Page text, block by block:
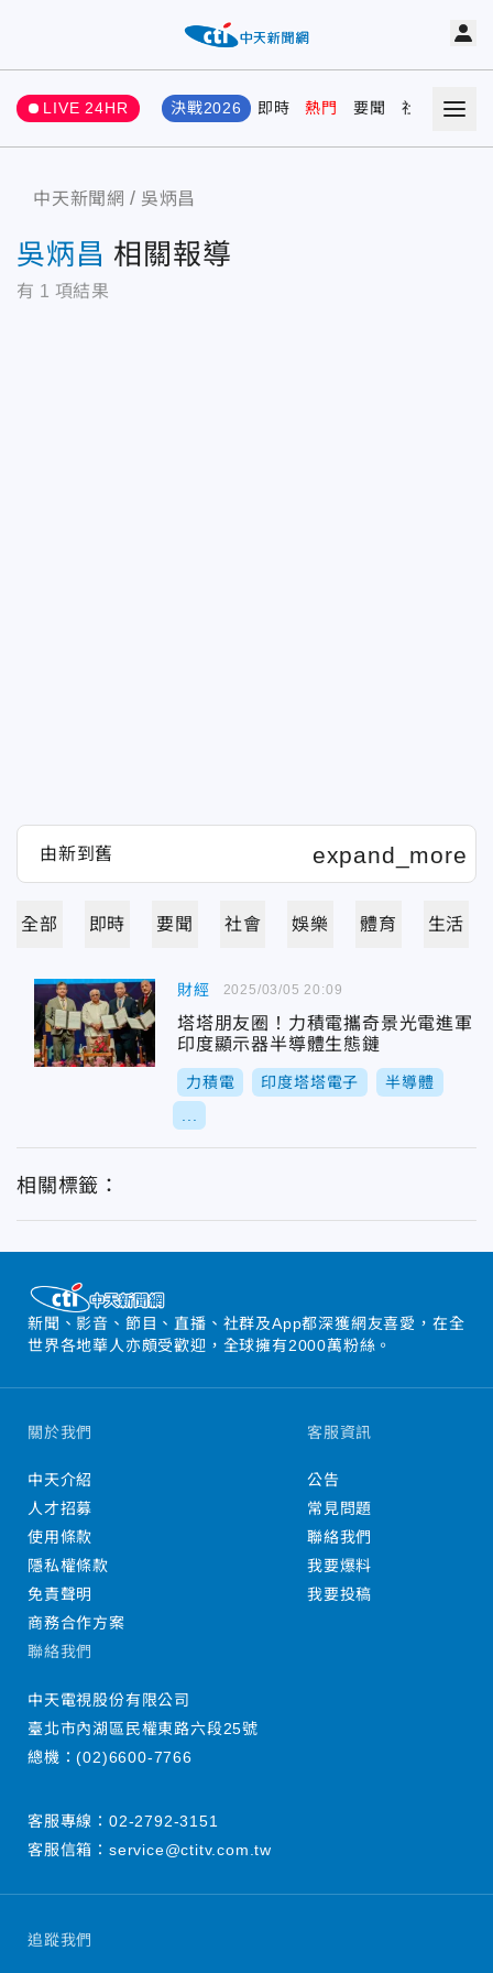
LIVE 24HR 決戰2026 即時 熱門 要聞 社會 娛樂
中天新聞網 吳炳昌
吳炳昌 相關報導
有 1 項結果
全部 即時 要聞 社會 娛樂 體育 生活
財經
塔塔朋友圈！力積電攜奇景光電進軍
印度顯示器半導體生態鏈
力積電 印度塔塔電子 半導體
2025/03/05 20:09
相關標籤：
新聞、影音、節目、直播、社群及App都深獲網友喜愛，在全
世界各地華人亦頗受歡迎，全球擁有2000萬粉絲。
追蹤我們
關於我們
中天介紹
人才招募
使用條款
隱私權條款
免責聲明
商務合作方案
客服資訊
公告
常見問題
聯絡我們
我要爆料
我要投稿
聯絡我們
中天電視股份有限公司
臺北市內湖區民權東路六段25號
總機：(02)6600-7766
客服專線： 02-2792-3151
客服信箱： service@ctitv.com.tw